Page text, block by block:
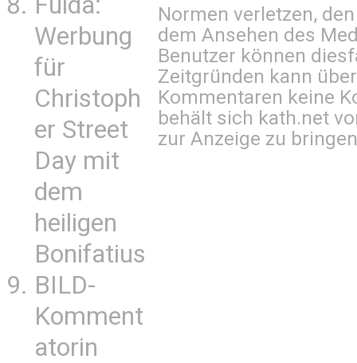
Werbung
für
Christoph
er Street
Day mit
dem
heiligen
Bonifatius
BILD-
Komment
atorin
Normen verletzen,
dem Ansehen des
Benutzer können
Zeitgründen kann
Kommentaren keine
behält sich kath.net
zur Anzeige zu